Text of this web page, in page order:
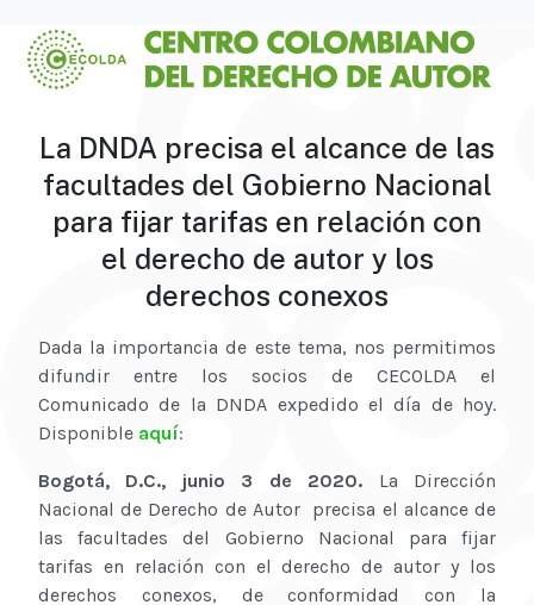
La DNDA precisa el alcance de las
facultades del Gobierno Nacional
para fijar tarifas en relación con
el derecho de autor y los
derechos conexos
Dada la importancia de este tema, nos permitimos
difundir entre los socios de CECOLDA el
Comunicado de la DNDA expedido el día de hoy.
Disponible aquí:
Bogotá, D.C., junio 3 de 2020. La Dirección
Nacional de Derecho de Autor precisa el alcance de
las facultades del Gobierno Nacional para fijar
tarifas en relación con el derecho de autor y los
derechos conexos, de conformidad con la